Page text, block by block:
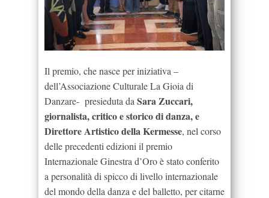
Il premio, che nasce per iniziativa –
dell’Associazione Culturale La Gioia di
Danzare- presieduta da Sara Zuccari,
giornalista, critico e storico di danza, e
Direttore Artistico della Kermesse, nel corso
delle precedenti edizioni il premio
Internazionale Ginestra d’Oro è stato conferito
a personalità di spicco di livello internazionale
del mondo della danza e del balletto, per citarne